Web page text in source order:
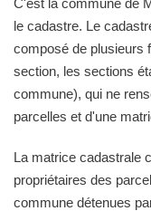
le cadastre. Le
composé de plusieurs
section, les sections
commune), qui ne
parcelles et d'une
La matrice cadastrale
propriétaires des
commune détenues